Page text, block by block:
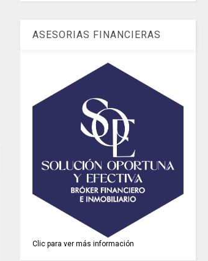
ASESORIAS FINANCIERAS
Clic para ver más información